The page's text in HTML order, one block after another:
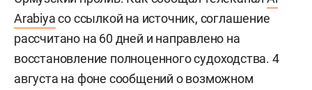
Arabiyaсо ссылкой на источник, соглашение
рассчитано на 60 дней и направлено на
восстановление полноценного судоходства. 4
августа на фоне сообщений о возможном